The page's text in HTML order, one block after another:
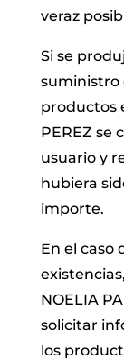
veraz
Si se
suministro
productos
PEREZ se
usuario y
hubiera
importe.
En el caso
NOELIA
solicitar
los